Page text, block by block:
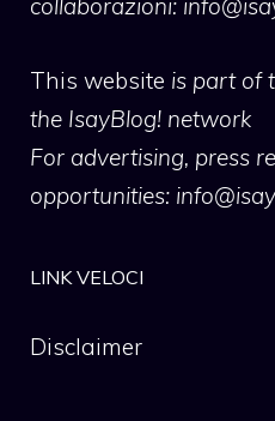
collaborazioni:
This website is part of
the IsayBlog! network
For advertising, press
opportunities:
LINK VELOCI
Disclaimer